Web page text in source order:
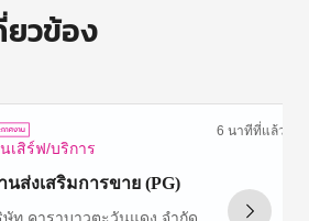
วข้อง
เสิร์ฟ/บริการ
6 นาทีที่แล้ว
นส่งเสริมการขาย (PG)